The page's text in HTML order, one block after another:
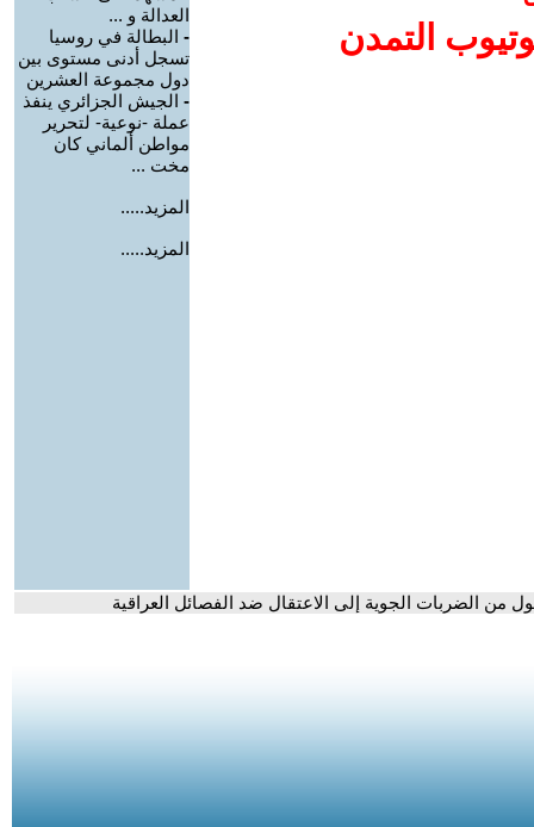
التمدن
العدالة و ...
- البطالة في روسيا
تسجل أدنى مستوى بين
دول مجموعة العشرين
- الجيش الجزائري ينفذ
عملة -نوعية- لتحرير
مواطن ألماني كان
مخت ...
المزيد.....
المزيد.....
من الضربات الجوية إلى الاعتقال ضد الفصائل العراقية